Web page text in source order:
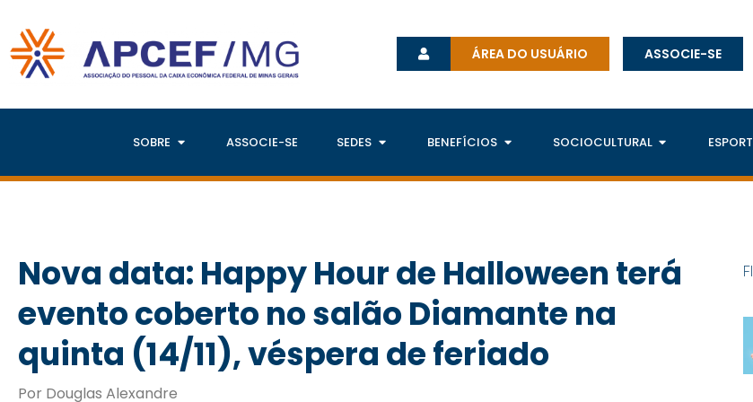
ÁREA DO USUÁRIO ASSOCIE-SE
SOBRE ASSOCIE-SE SEDES BENEFÍCIOS SOCIOCULTURAL
Nova data: Happy Hour de Halloween terá
evento coberto no salão Diamante na
quinta (14/11), véspera de feriado
Por Douglas Alexandre